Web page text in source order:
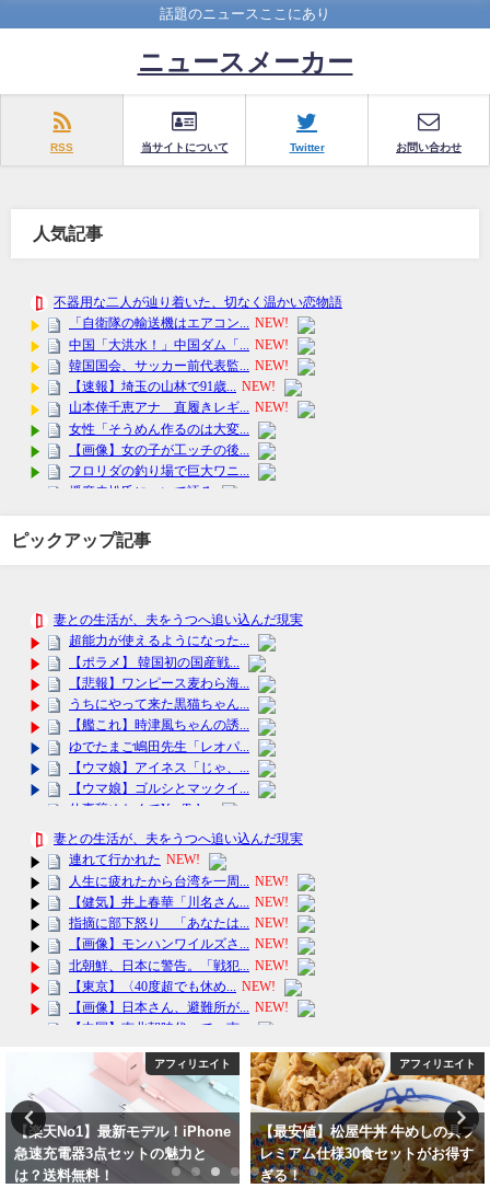
話題のニュースここにあり
ニュースメーカー
RSS 当サイトについて Twitter お問い合わせ
人気記事
ピックアップ記事
アフィリエイト
【楽天No1】最新モデル！iPhone
急速充電器3点セットの魅力と
は？送料無料！
アフィリエイト
【最安値】松屋牛丼 牛めしの具プ
レミアム仕様30食セットがお得す
ぎる！